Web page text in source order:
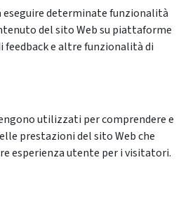
eseguire determinate funzionalità
del sito Web su piattaforme
feedback e altre funzionalità di
utilizzati per comprendere e
prestazioni del sito Web che
esperienza utente per i visitatori.